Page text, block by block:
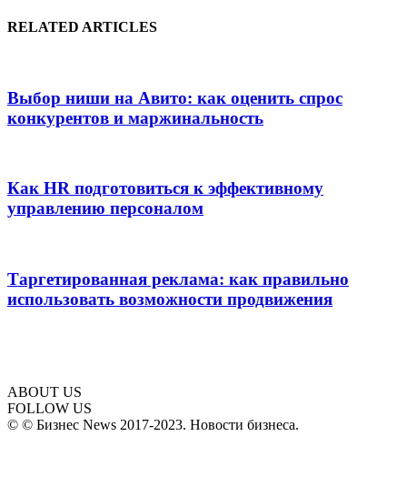
RELATED ARTICLES
Выбор ниши на Авито: как оценить спрос
конкурентов и маржинальность
Как HR подготовиться к эффективному
управлению персоналом
Таргетированная реклама: как правильно
использовать возможности продвижения
ABOUT US
FOLLOW US
© © Бизнес News 2017-2023. Новости бизнеса.